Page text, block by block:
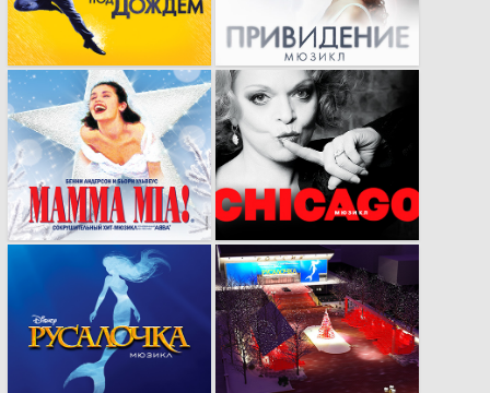
брэнда.
Яркая рекламная
кампания в
несколько этапов.
Яркая и эпатажная
реклама для сферы
развлечений.
Воплощение
атмосферы сказки в
рекламе.
Новый взгляд на
привычные вещи.